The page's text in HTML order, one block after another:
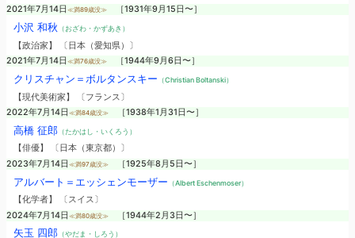
2021年7月14日 ≪満89歳没≫ ［1931年9月15日〜］
小沢 和秋 （おざわ・かずあき）
【政治家】 〔日本（愛知県）〕
2021年7月14日 ≪満76歳没≫ ［1944年9月6日〜］
クリスチャン＝ボルタンスキー （Christian Boltanski）
【現代美術家】 〔フランス〕
2022年7月14日 ≪満84歳没≫ ［1938年1月31日〜］
高橋 征郎（たかはし・いくろう）
【俳優】 〔日本（東京都）〕
2023年7月14日 ≪満97歳没≫ ［1925年8月5日〜］
アルバート＝エッシェンモーザー （Albert Eschenmoser）
【化学者】 〔スイス〕
2024年7月14日 ≪満80歳没≫ ［1944年2月3日〜］
矢玉 四郎（やだま・しろう）